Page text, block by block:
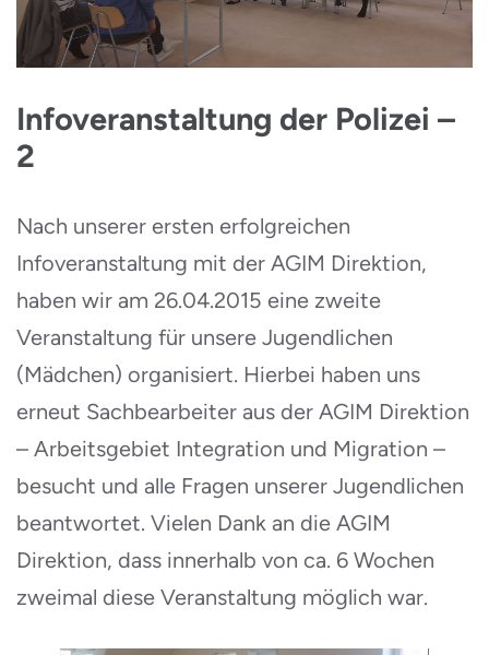
Infoveranstaltung der Polizei –
2
Nach unserer ersten erfolgreichen
Infoveranstaltung mit der AGIM Direktion,
haben wir am 26.04.2015 eine zweite
Veranstaltung für unsere Jugendlichen
(Mädchen) organisiert. Hierbei haben uns
erneut Sachbearbeiter aus der AGIM Direktion
– Arbeitsgebiet Integration und Migration –
besucht und alle Fragen unserer Jugendlichen
beantwortet. Vielen Dank an die AGIM
Direktion, dass innerhalb von ca. 6 Wochen
zweimal diese Veranstaltung möglich war.